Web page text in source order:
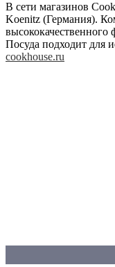
В сети магазинов
Koenitz (Германия).
Посуда подходит для
cookhouse.ru